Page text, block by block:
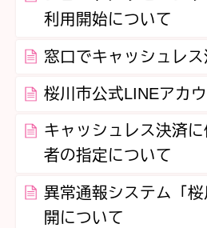
利用開始について
窓口でキャッシュレス
桜川市公式LINEアカ
キャッシュレス決済
者の指定について
異常通報システム「
開について